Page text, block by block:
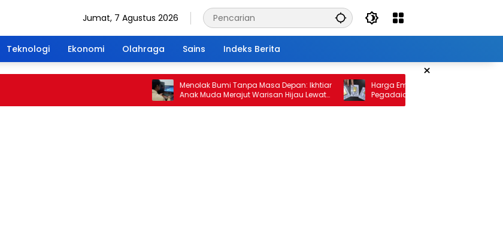
Jumat, 7 Agustus 2026
Teknologi Ekonomi Olahraga Sains Indeks Berita
×
Menolak Bumi Tanpa Masa Depan: Ikhtiar
Anak Muda Merajut Warisan Hijau Lewat
Portal Waktu
Harga Emas 10 Februari 2026: Antam
Pegadaian Kembali Melonjak